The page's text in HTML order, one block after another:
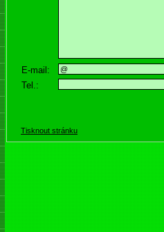
E-mail:
Tel.:
Tisknout stránku